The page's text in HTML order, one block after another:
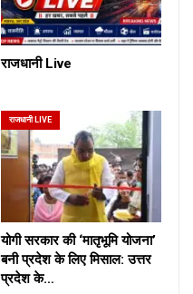
राजधानी Live
राजधानी LIVE
योगी सरकार की ‘मातृभूमि योजना’
बनी प्रदेश के लिए मिसाल: उत्तर
प्रदेश के…